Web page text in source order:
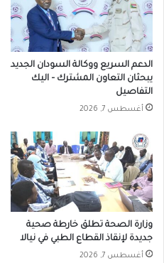
الدعم السريع ووكالة السودان الجديد
يبحثان التعاون المشترك – اليك
التفاصيل
أغسطس 7, 2026
وزارة الصحة تطلق خارطة صحية
جديدة لإنقاذ القطاع الطبي في نيالا
أغسطس 7, 2026